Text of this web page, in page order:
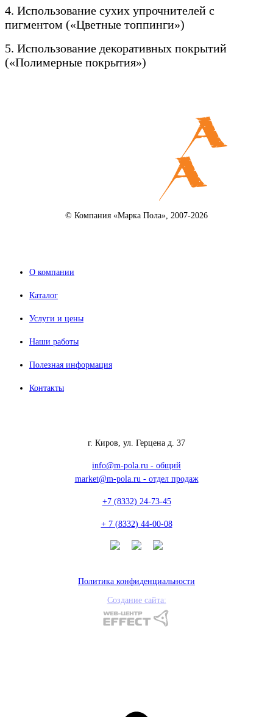
4. Использование сухих упрочнителей с
пигментом («Цветные топпинги»)
5. Использование декоративных покрытий
(«Полимерные покрытия»)
© Компания «Марка Пола», 2007-2026
О компании
Каталог
Услуги и цены
Наши работы
Полезная информация
Контакты
г. Киров, ул. Герцена д. 37
info@m-pola.ru - общий
market@m-pola.ru - отдел продаж
+7 (8332) 24-73-45
+ 7 (8332) 44-00-08
Политика конфиденциальности
Создание сайта: